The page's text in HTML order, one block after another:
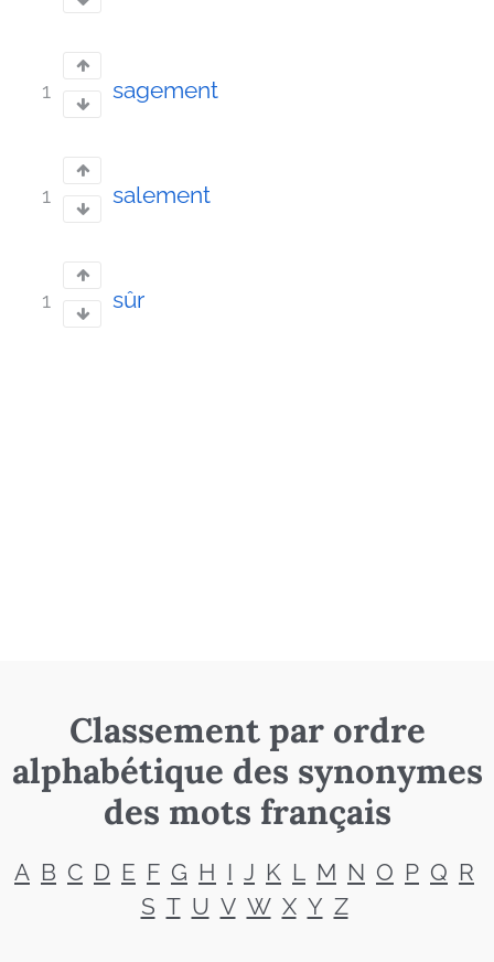
1 sagement
1 salement
1 sûr
Classement par ordre
alphabétique des synonymes
des mots français
A B C D E F G H I J K L M N O P Q R
S T U V W X Y Z